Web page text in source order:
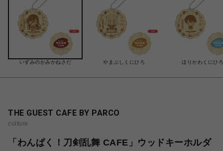
いずみのかみかねさだ やまぶしくにひろ ほりかわくにひろ
THE GUEST CAFE BY PARCO
culture
「わんぱく！刀剣乱舞 CAFE」ウッドキーホルダ